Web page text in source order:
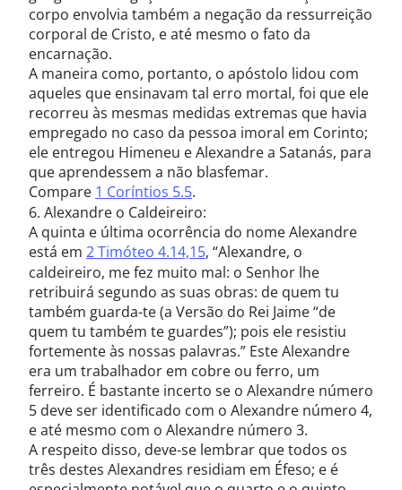
corpo envolvia também a negação da ressurreição
corporal de Cristo, e até mesmo o fato da
encarnação.
A maneira como, portanto, o apóstolo lidou com
aqueles que ensinavam tal erro mortal, foi que ele
recorreu às mesmas medidas extremas que havia
empregado no caso da pessoa imoral em Corinto;
ele entregou Himeneu e Alexandre a Satanás, para
que aprendessem a não blasfemar.
Compare 1 Coríntios 5.5.
6. Alexandre o Caldeireiro:
A quinta e última ocorrência do nome Alexandre
está em 2 Timóteo 4.14,15, “Alexandre, o
caldeireiro, me fez muito mal: o Senhor lhe
retribuirá segundo as suas obras: de quem tu
também guarda-te (a Versão do Rei Jaime “de
quem tu também te guardes”); pois ele resistiu
fortemente às nossas palavras.” Este Alexandre
era um trabalhador em cobre ou ferro, um
ferreiro. É bastante incerto se o Alexandre número
5 deve ser identificado com o Alexandre número 4,
e até mesmo com o Alexandre número 3.
A respeito disso, deve-se lembrar que todos os
três destes Alexandres residiam em Éfeso; e é